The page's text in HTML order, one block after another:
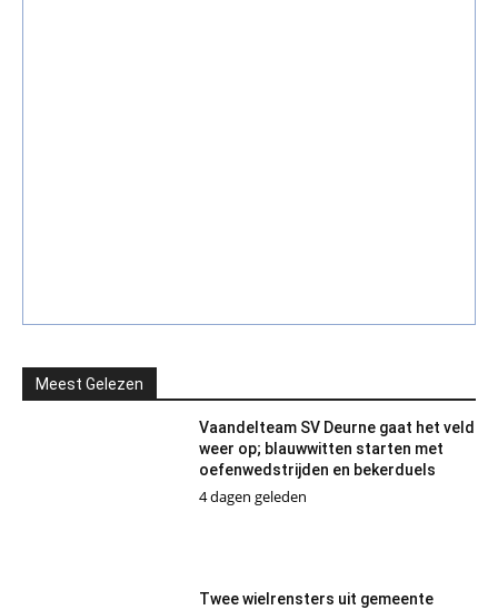
Meest Gelezen
Vaandelteam SV Deurne gaat het veld
weer op; blauwwitten starten met
oefenwedstrijden en bekerduels
4 dagen geleden
Twee wielrensters uit gemeente